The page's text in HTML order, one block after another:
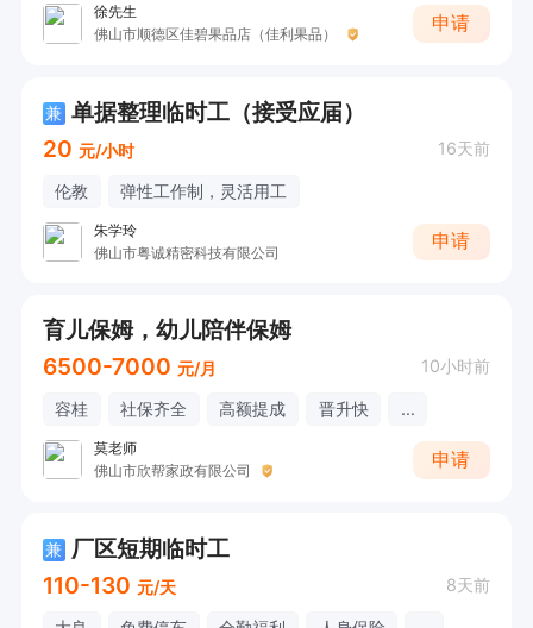
徐先生
佛山市顺德区佳碧果品店（佳利果品）
申请
兼 单据整理临时工（接受应届）
20 元/小时 16天前
伦教 弹性工作制，灵活用工
朱学玲
佛山市粤诚精密科技有限公司
申请
育儿保姆，幼儿陪伴保姆
6500-7000 元/月 10小时前
容桂 社保齐全 高额提成 晋升快 ...
莫老师
佛山市欣帮家政有限公司
申请
兼 厂区短期临时工
110-130 元/天 8天前